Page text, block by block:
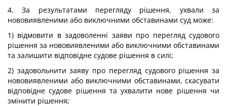
4. За результатами перегляду рішення, ухвали за
нововиявленими або виключними обставинами суд може:
1) відмовити в задоволенні заяви про перегляд судового
рішення за нововиявленими або виключними обставинами
та залишити відповідне судове рішення в силі;
2) задовольнити заяву про перегляд судового рішення за
нововиявленими або виключними обставинами, скасувати
відповідне судове рішення та ухвалити нове рішення чи
змінити рішення;